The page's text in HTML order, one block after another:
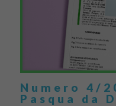
Numero 4/
Pasqua da